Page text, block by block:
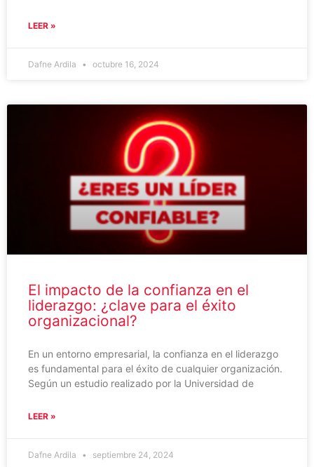
LEER »
Dafne Ardila octubre 16, 2024
El impacto de la confianza en el
liderazgo: ¿clave para el éxito
organizacional?
En un entorno empresarial, la confianza en el liderazgo
es fundamental para el éxito de cualquier organización.
Según un estudio realizado por la Universidad de
LEER »
Dafne Ardila septiembre 24, 2024